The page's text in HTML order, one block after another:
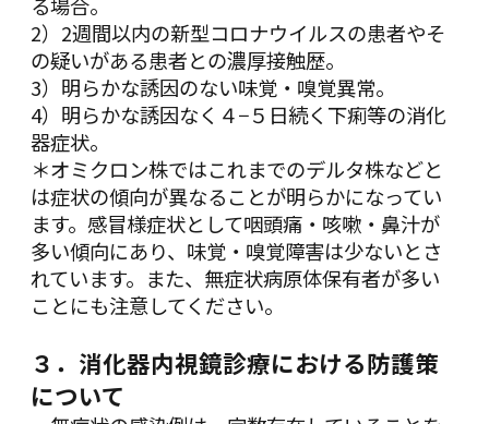
2）2週間以内の新型コロナウイルスの患者やそ
の疑いがある患者との濃厚接触歴。
3）明らかな誘因のない味覚・嗅覚異常。
4）明らかな誘因なく４−５日続く下痢等の消化
器症状。
＊オミクロン株ではこれまでのデルタ株などと
は症状の傾向が異なることが明らかになってい
ます。感冒様症状として咽頭痛・咳嗽・鼻汁が
多い傾向にあり、味覚・嗅覚障害は少ないとさ
れています。また、無症状病原体保有者が多い
ことにも注意してください。
３．消化器内視鏡診療における防護策
について